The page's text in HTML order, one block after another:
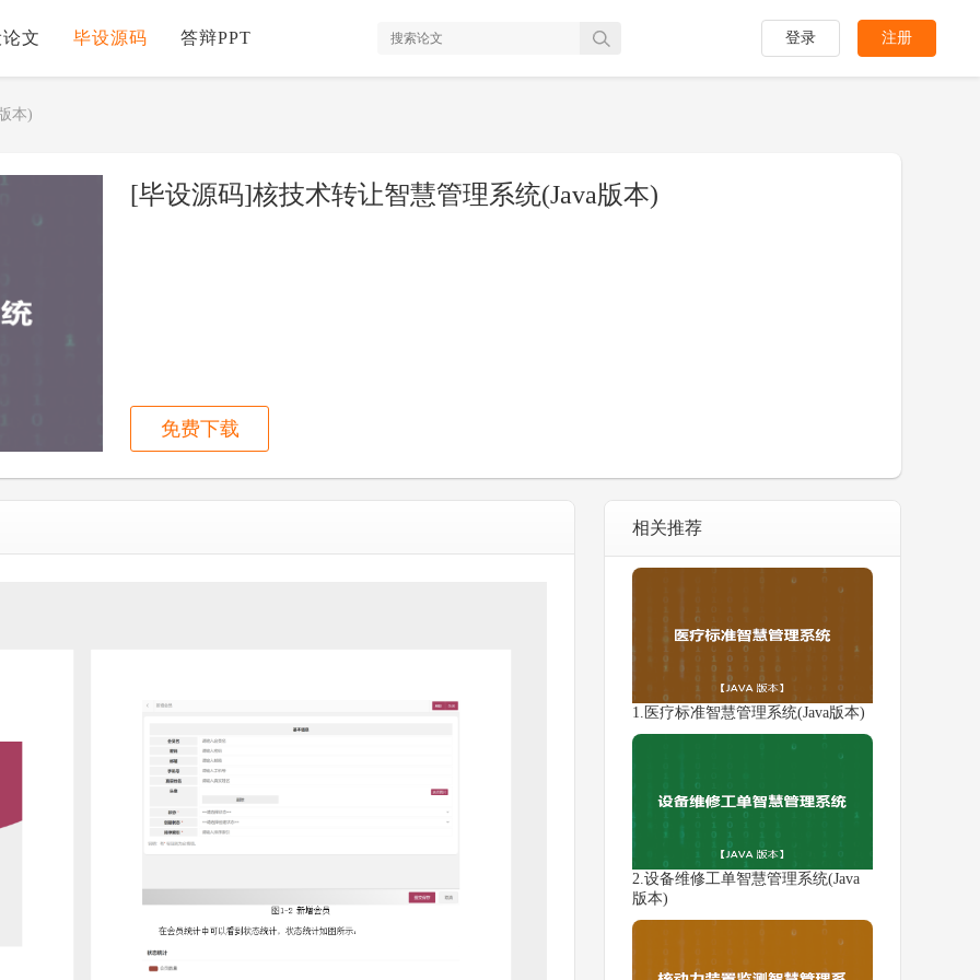
文 毕设源码 答辩PPT 登录 注册
本)
[毕设源码]核技术转让智慧管理系统(Java版本)
免费下载
相关推荐
1.医疗标准智慧管理系统(Java版本)
2.设备维修工单智慧管理系统(Java
版本)